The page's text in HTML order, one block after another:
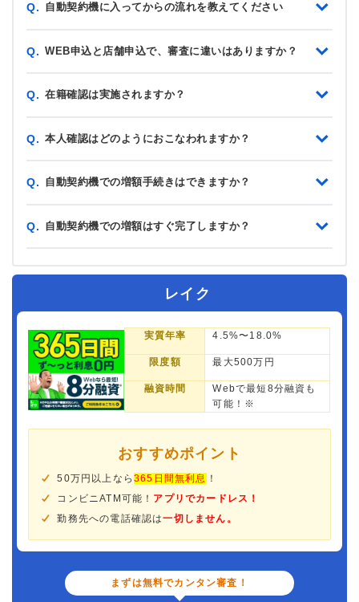
Q. 自動契約機に入ってからの流れを教えてください
Q. WEB申込と店舗申込で、審査に違いはありますか？
Q. 在籍確認は実施されますか？
Q. 本人確認はどのようにおこなわれますか？
Q. 自動契約機での増額手続きはできますか？
Q. 自動契約機での増額はすぐ完了しますか？
レイク
実質年率 4.5%〜18.0%
限度額 最大500万円
融資時間
Webで最短8分融資も
可能！※
おすすめポイント
50万円以上なら365日間無利息
！
コンビニATM可能！ アプリでカードレス！
勤務先への電話確認は一切しません。
まずは無料でカンタン審査！